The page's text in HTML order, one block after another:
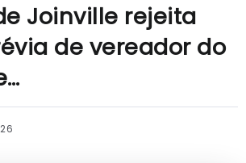
Joinville rejeita
de vereador do